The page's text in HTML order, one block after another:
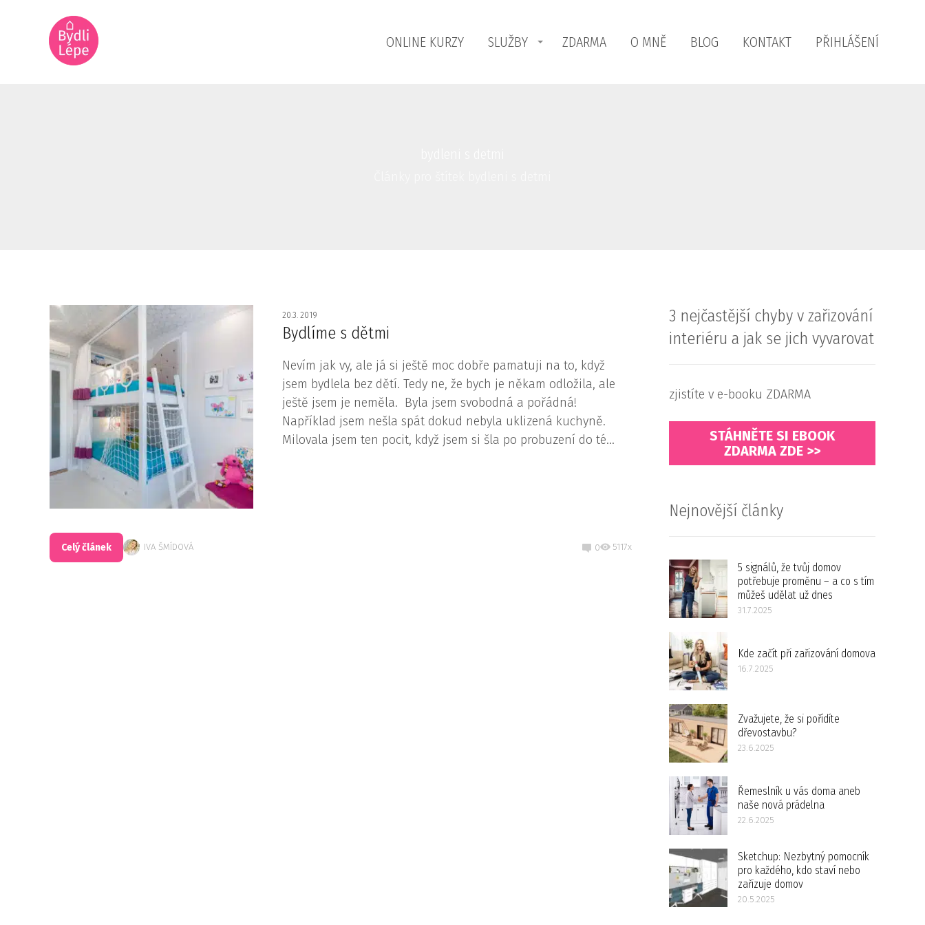
ONLINE KURZY SLUŽBY ZDARMA O MNĚ BLOG KONTAKT PŘIHLÁŠENÍ
20.3. 2019
Bydlíme s dětmi
Nevím jak vy, ale já si ještě moc dobře pamatuji na to, když
jsem bydlela bez dětí. Tedy ne, že bych je někam odložila, ale
ještě jsem je neměla. Byla jsem svobodná a pořádná!
Například jsem nešla spát dokud nebyla uklizená kuchyně.
Milovala jsem ten pocit, když jsem si šla po probuzení do té...
Celý článek IVA ŠMÍDOVÁ 0 5117x
3 nejčastější chyby v zařizování
interiéru a jak se jich vyvarovat
zjistíte v e-booku ZDARMA
STÁHNĚTE SI EBOOK
ZDARMA ZDE >>
Nejnovější články
5 signálů, že tvůj domov
potřebuje proměnu – a co s tím
můžeš udělat už dnes
31.7.2025
Kde začít při zařizování domova
16.7.2025
Zvažujete, že si pořídíte
dřevostavbu?
23.6.2025
Řemeslník u vás doma aneb
naše nová prádelna
22.6.2025
Sketchup: Nezbytný pomocník
pro každého, kdo staví nebo
zařizuje domov
20.5.2025